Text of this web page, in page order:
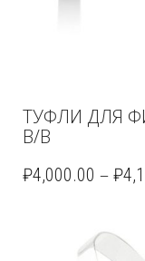
ТУФЛИ ДЛЯ
B/B
₽4,000.00 – ₽